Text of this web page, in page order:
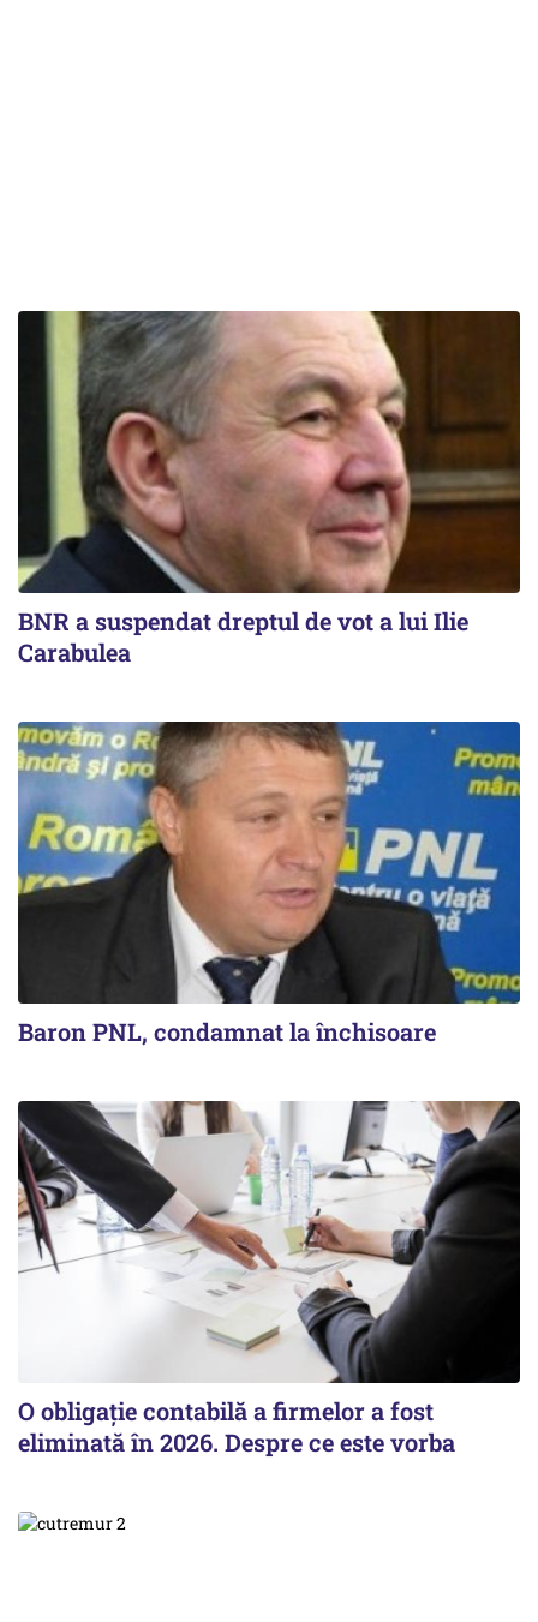
BNR a suspendat dreptul de vot a lui Ilie
Carabulea
Baron PNL, condamnat la închisoare
O obligație contabilă a firmelor a fost
eliminată în 2026. Despre ce este vorba